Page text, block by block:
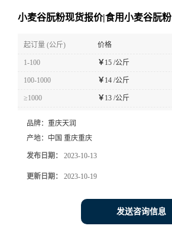
小麦谷朊粉现货报价|食用小麦谷朊粉
起订量 (公斤) 价格
1-100 ￥15 /公斤
100-1000 ￥14 /公斤
≥1000 ￥13 /公斤
品牌： 重庆天润
产地： 中国 重庆重庆
发布日期： 2023-10-13
更新日期： 2023-10-19
发送咨询信息